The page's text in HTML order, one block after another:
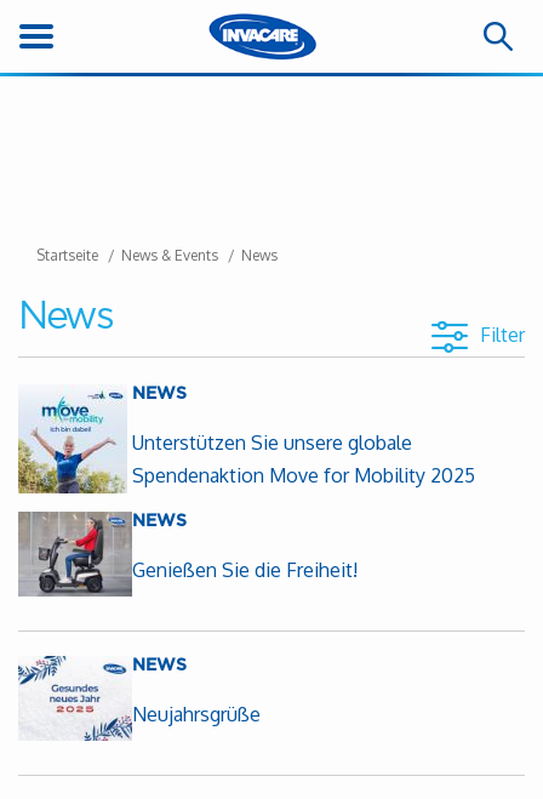
Startseite News & Events News
News Filter
NEWS
Unterstützen Sie unsere globale
Spendenaktion Move for Mobility 2025
NEWS
Genießen Sie die Freiheit!
NEWS
Neujahrsgrüße